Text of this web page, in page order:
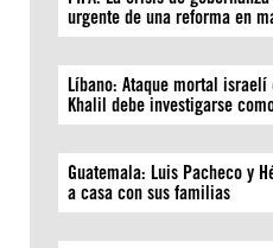
urgente de una reforma en
Líbano: Ataque mortal
Khalil debe investigarse
Guatemala: Luis Pacheco y
a casa con sus familias